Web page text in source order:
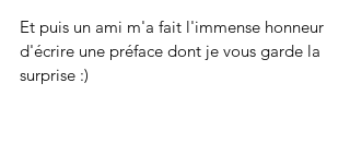
Et puis un ami m'a fait l'immense honneur
d'écrire une préface dont je vous garde la
surprise :)